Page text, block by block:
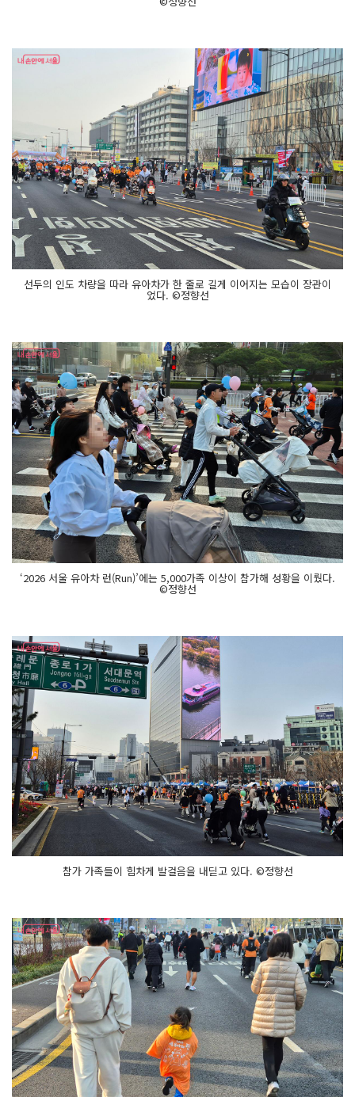
선두의 인도 차량을 따라 유아차가 한 줄로 길게 이어지는 모습이 장관이
었다. ©정향선
‘2026 서울 유아차 런(Run)’에는 5,000가족 이상이 참가해 성황을 이뤘다.
©정향선
참가 가족들이 힘차게 발걸음을 내딛고 있다. ©정향선